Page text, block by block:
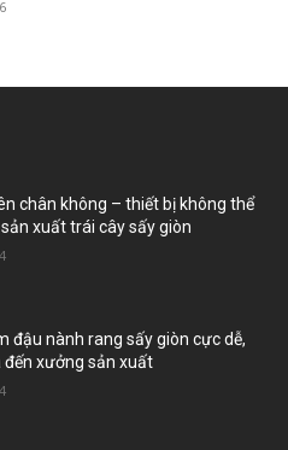
chân không – thiết bị không thể
xuất trái cây sấy giòn
đậu nành rang sấy giòn cực dễ,
đến xưởng sản xuất